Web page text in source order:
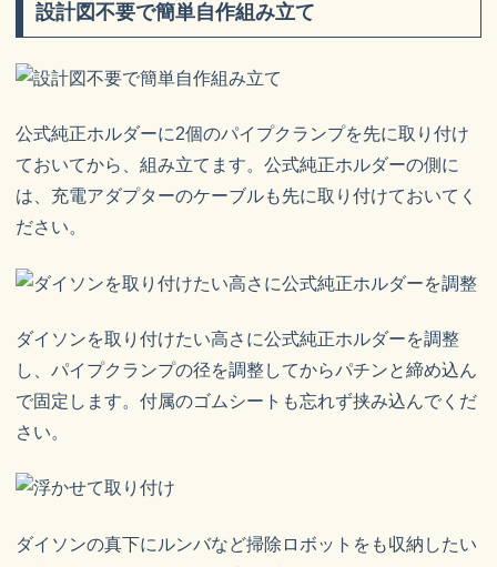
設計図不要で簡単自作組み立て
公式純正ホルダーに2個のパイプクランプを先に取り付け
ておいてから、組み立てます。公式純正ホルダーの側に
は、充電アダプターのケーブルも先に取り付けておいてく
ださい。
ダイソンを取り付けたい高さに公式純正ホルダーを調整
し、パイプクランプの径を調整してからパチンと締め込ん
で固定します。付属のゴムシートも忘れず挟み込んでくだ
さい。
ダイソンの真下にルンバなど掃除ロボットをも収納したい